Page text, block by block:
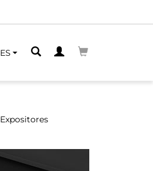
ES
Expositores